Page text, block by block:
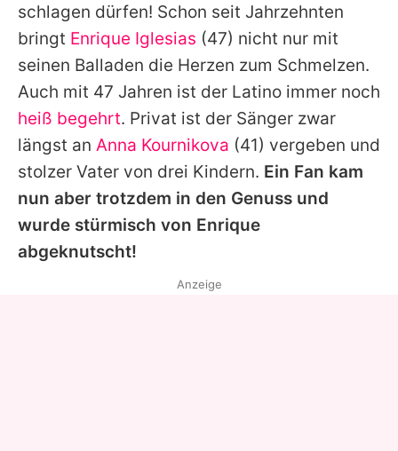
Datenschutzerklärung
Nutzungsbedingungen
Utiq verwalten
schlagen dürfen! Schon seit Jahrzehnten
bringt Enrique Iglesias (47) nicht nur mit
seinen Balladen die Herzen zum Schmelzen.
Auch mit 47 Jahren ist der Latino immer noch
heiß begehrt. Privat ist der Sänger zwar
längst an Anna Kournikova (41) vergeben und
stolzer Vater von drei Kindern. Ein Fan kam
nun aber trotzdem in den Genuss und
wurde stürmisch von Enrique
abgeknutscht!
Anzeige